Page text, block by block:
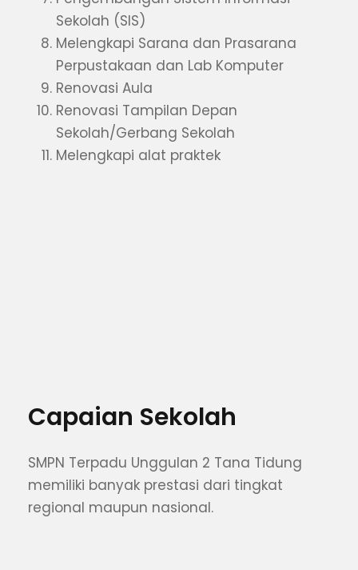
Sekolah (SIS)
Melengkapi Sarana dan Prasarana
Perpustakaan dan Lab Komputer
Renovasi Aula
Renovasi Tampilan Depan
Sekolah/Gerbang Sekolah
Melengkapi alat praktek
Capaian Sekolah
SMPN Terpadu Unggulan 2 Tana Tidung
memiliki banyak prestasi dari tingkat
regional maupun nasional.